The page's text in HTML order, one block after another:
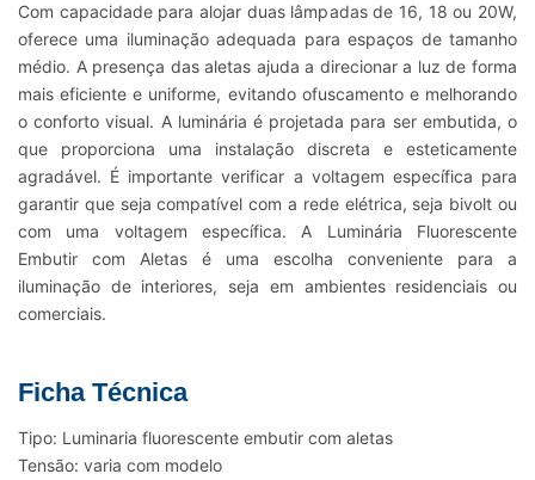
quantidade
Com capacidade para alojar duas lâmpadas de 16, 18 ou 20W,
oferece uma iluminação adequada para espaços de tamanho
médio. A presença das aletas ajuda a direcionar a luz de forma
mais eficiente e uniforme, evitando ofuscamento e melhorando
o conforto visual. A luminária é projetada para ser embutida, o
que proporciona uma instalação discreta e esteticamente
agradável. É importante verificar a voltagem específica para
garantir que seja compatível com a rede elétrica, seja bivolt ou
com uma voltagem específica. A Luminária Fluorescente
Embutir com Aletas é uma escolha conveniente para a
iluminação de interiores, seja em ambientes residenciais ou
comerciais.
Ficha Técnica
Tipo: Luminaria fluorescente embutir com aletas
Tensão: varia com modelo